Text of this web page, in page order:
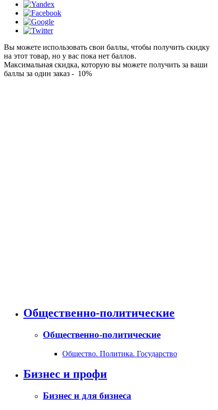
Вы можете использовать свои баллы, чтобы получить скидку
на этот товар, но у вас пока нет баллов.
Максимальная скидка, которую вы можете получить за ваши
баллы за один заказ - 10%
Общественно-политические
Общественно-политические
Общество. Политика. Государство
Бизнес и профи
Бизнес и для бизнеса